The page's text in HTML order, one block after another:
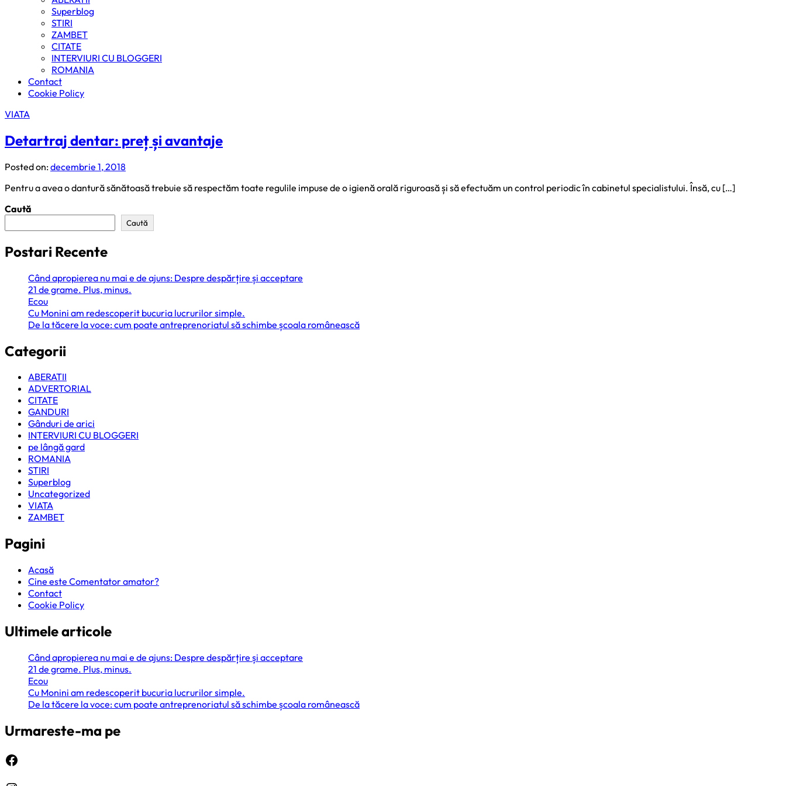
Superblog
STIRI
ZAMBET
CITATE
INTERVIURI CU BLOGGERI
ROMANIA
Contact
Cookie Policy
VIATA
Detartraj dentar: preț și avantaje
Posted on:decembrie 1, 2018
Pentru a avea o dantură sănătoasă trebuie să respectăm toate regulile impuse de o igienă orală riguroasă și să efectuăm un control periodic în cabinetul specialistului. Însă, cu […]
Caută
Caută
Postari Recente
Când apropierea nu mai e de ajuns: Despre despărțire și acceptare
21 de grame. Plus, minus.
Ecou
Cu Monini am redescoperit bucuria lucrurilor simple.
De la tăcere la voce: cum poate antreprenoriatul să schimbe școala românească
Categorii
ABERATII
ADVERTORIAL
CITATE
GANDURI
Gânduri de arici
INTERVIURI CU BLOGGERI
pe lângă gard
ROMANIA
STIRI
Superblog
Uncategorized
VIATA
ZAMBET
Pagini
Acasă
Cine este Comentator amator?
Contact
Cookie Policy
Ultimele articole
Când apropierea nu mai e de ajuns: Despre despărțire și acceptare
21 de grame. Plus, minus.
Ecou
Cu Monini am redescoperit bucuria lucrurilor simple.
De la tăcere la voce: cum poate antreprenoriatul să schimbe școala românească
Urmareste-ma pe
Facebook